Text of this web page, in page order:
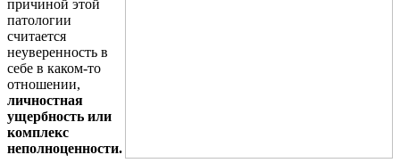
причиной этой
патологии
считается
неуверенность в
себе в каком-то
отношении,
личностная
ущербность или
комплекс
неполноценности.